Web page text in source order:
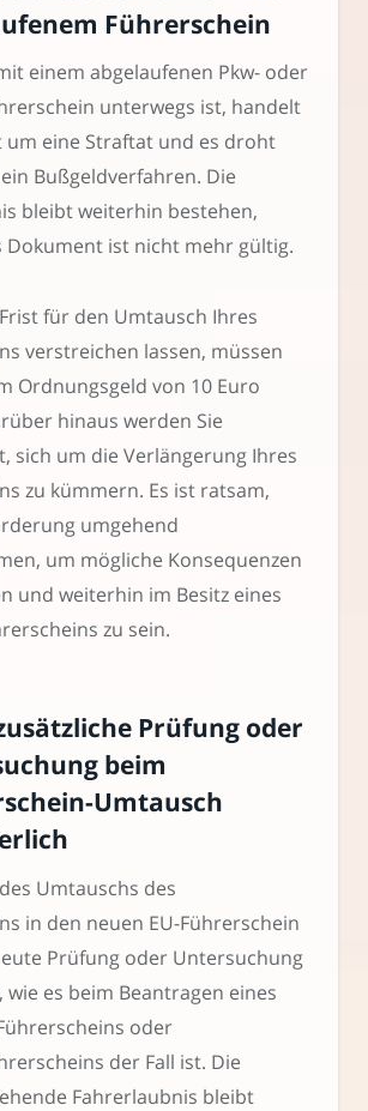
Führerschein
einem abgelaufenen Pkw- oder
unterwegs ist, handelt
um eine Straftat und es droht
Bußgeldverfahren. Die
bleibt weiterhin bestehen,
Dokument ist nicht mehr gültig.
für den Umtausch Ihres
verstreichen lassen, müssen
Ordnungsgeld von 10 Euro
hinaus werden Sie
sich um die Verlängerung Ihres
zu kümmern. Es ist ratsam,
umgehend
um mögliche Konsequenzen
und weiterhin im Besitz eines
zu sein.
Prüfung oder
beim
Umtausch
Umtauschs des
in den neuen EU-Führerschein
Prüfung oder Untersuchung
es beim Beantragen eines
oder
der Fall ist. Die
Fahrerlaubnis bleibt